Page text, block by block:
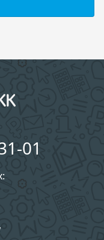
01